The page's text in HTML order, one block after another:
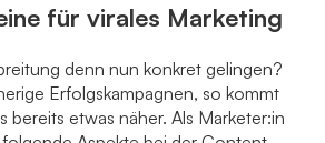
für virales Marketing
denn nun konkret gelingen?
Erfolgskampagnen, so kommt
bereits etwas näher. Als Marketer:in